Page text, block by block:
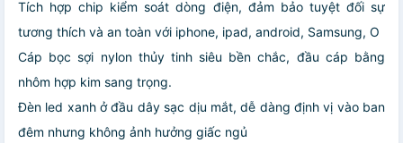
Tích hợp chip kiểm soát dòng điện, đảm bảo tuyệt đối sự
tương thích và an toàn với iphone, ipad, android, Samsung, O
Cáp bọc sợi nylon thủy tinh siêu bền chắc, đầu cáp bằng
nhôm hợp kim sang trọng.
Đèn led xanh ở đầu dây sạc dịu mắt, dễ dàng định vị vào ban
đêm nhưng không ảnh hưởng giấc ngủ